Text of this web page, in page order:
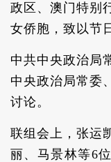
政区、澳门特别
女侨胞，致以节
中共中央政治局
中央政治局常委
讨论。
联组会上，张运
丽、马景林等6